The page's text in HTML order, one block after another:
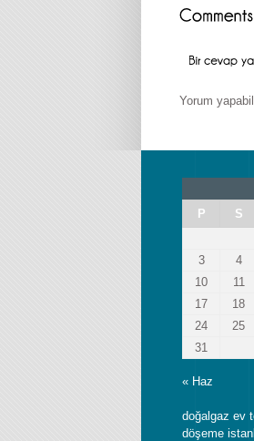
Yorum
P
S
3
4
10
11
17
18
24
25
31
« Haz
doğalgaz ev
döşeme